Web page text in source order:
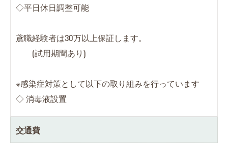
◇平日休日調整可能
鳶職経験者は30万以上保証します。
(試用期間あり)
※感染症対策として以下の取り組みを行っています
◇ 消毒液設置
交通費